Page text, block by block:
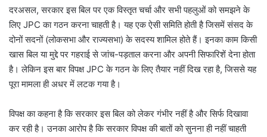
दरअसल, सरकार इस बिल पर एक विस्तृत चर्चा और सभी पहलुओं को समझने के
लिए JPC का गठन करना चाहती है। यह एक ऐसी समिति होती है जिसमें संसद के
दोनों सदनों (लोकसभा और राज्यसभा) के सदस्य शामिल होते हैं। इनका काम किसी
खास बिल या मुद्दे पर गहराई से जांच-पड़ताल करना और अपनी सिफारिशें देना होता
है। लेकिन इस बार विपक्ष JPC के गठन के लिए तैयार नहीं दिख रहा है, जिससे यह
पूरा मामला ही अधर में लटक गया है।
विपक्ष का कहना है कि सरकार इस बिल को लेकर गंभीर नहीं है और सिर्फ दिखावा
कर रही है। उनका आरोप है कि सरकार विपक्ष की बातों को सुनना ही नहीं चाहती